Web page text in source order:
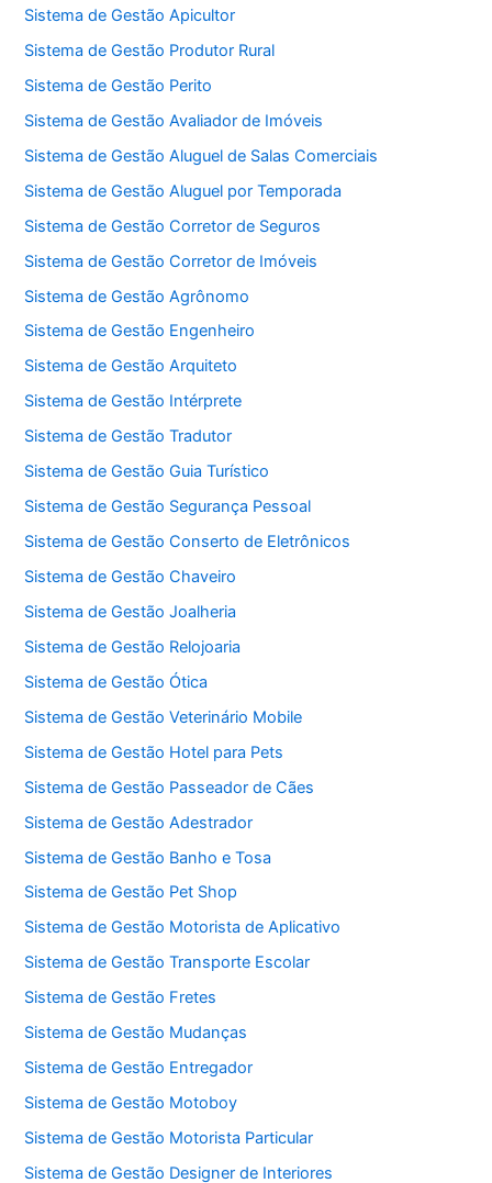
Sistema de Gestão Apicultor
Sistema de Gestão Produtor Rural
Sistema de Gestão Perito
Sistema de Gestão Avaliador de Imóveis
Sistema de Gestão Aluguel de Salas Comerciais
Sistema de Gestão Aluguel por Temporada
Sistema de Gestão Corretor de Seguros
Sistema de Gestão Corretor de Imóveis
Sistema de Gestão Agrônomo
Sistema de Gestão Engenheiro
Sistema de Gestão Arquiteto
Sistema de Gestão Intérprete
Sistema de Gestão Tradutor
Sistema de Gestão Guia Turístico
Sistema de Gestão Segurança Pessoal
Sistema de Gestão Conserto de Eletrônicos
Sistema de Gestão Chaveiro
Sistema de Gestão Joalheria
Sistema de Gestão Relojoaria
Sistema de Gestão Ótica
Sistema de Gestão Veterinário Mobile
Sistema de Gestão Hotel para Pets
Sistema de Gestão Passeador de Cães
Sistema de Gestão Adestrador
Sistema de Gestão Banho e Tosa
Sistema de Gestão Pet Shop
Sistema de Gestão Motorista de Aplicativo
Sistema de Gestão Transporte Escolar
Sistema de Gestão Fretes
Sistema de Gestão Mudanças
Sistema de Gestão Entregador
Sistema de Gestão Motoboy
Sistema de Gestão Motorista Particular
Sistema de Gestão Designer de Interiores